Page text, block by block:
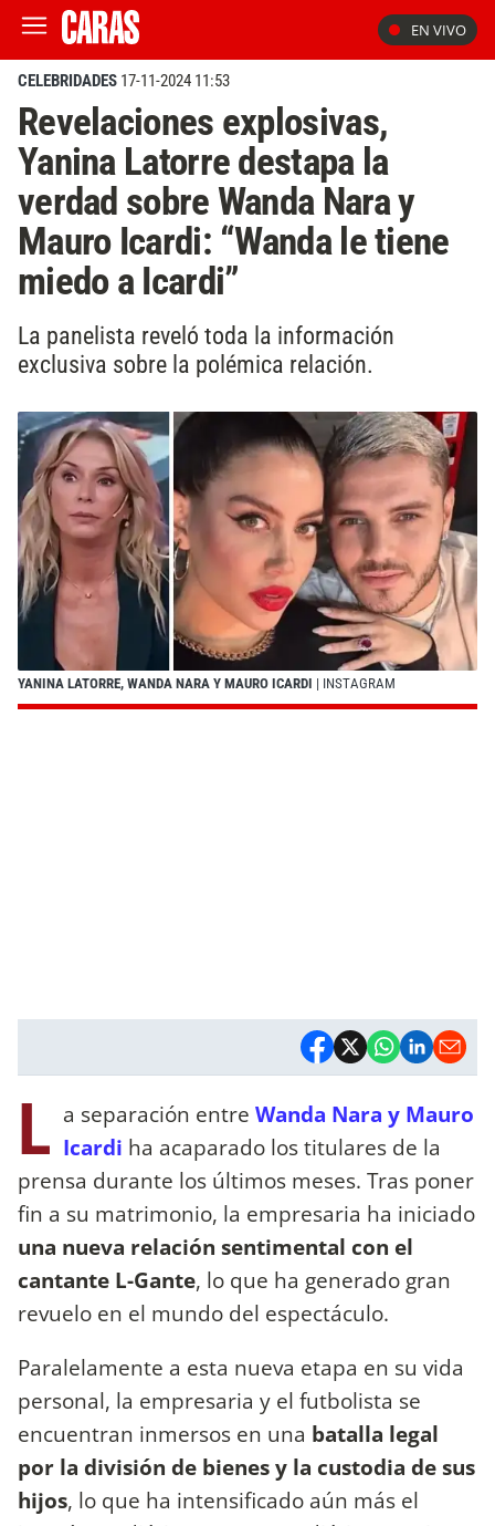
EN VIVO
CELEBRIDADES 17-11-2024 11:53
Revelaciones explosivas,
Yanina Latorre destapa la
verdad sobre Wanda Nara y
Mauro Icardi: “Wanda le tiene
miedo a Icardi”
La panelista reveló toda la información
exclusiva sobre la polémica relación.
YANINA LATORRE, WANDA NARA Y MAURO ICARDI | INSTAGRAM
L a separación entre Wanda Nara y Mauro
Icardi ha acaparado los titulares de la
prensa durante los últimos meses. Tras poner
fin a su matrimonio, la empresaria ha iniciado
una nueva relación sentimental con el
cantante L-Gante, lo que ha generado gran
revuelo en el mundo del espectáculo.
Paralelamente a esta nueva etapa en su vida
personal, la empresaria y el futbolista se
encuentran inmersos en una batalla legal
por la división de bienes y la custodia de sus
hijos, lo que ha intensificado aún más el